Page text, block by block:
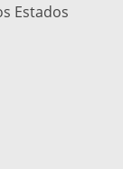
Estados